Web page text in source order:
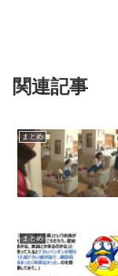
関連記事
まとめ
まとめ